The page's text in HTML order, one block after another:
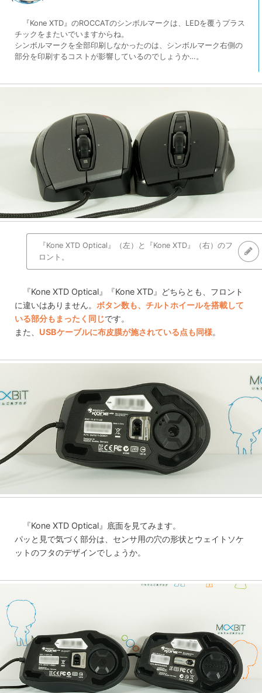
『Kone XTD』のROCCATのシンボルマークは、LEDを覆うプラス
チックをまたいでいますからね。
シンボルマークを全部印刷しなかったのは、シンボルマーク右側の
部分を印刷するコストが影響しているのでしょうか…。
『Kone XTD Optical』（左）と『Kone XTD』（右）のフ
ロント。
『Kone XTD Optical』『Kone XTD』どちらとも、フロント
に違いはありません。 ボタン数も、チルトホイールを搭載して
いる部分もまったく同じです。
また、 USBケーブルに布皮膜が施されている点も同様。
『Kone XTD Optical』底面を見てみます。
パッと見で気づく部分は、センサ用の穴の形状とウェイトソケ
ットのフタのデザインでしょうか。